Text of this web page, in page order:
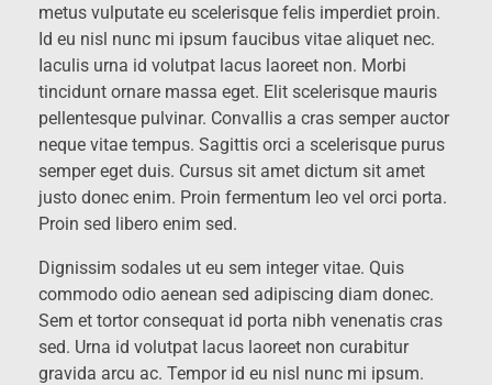
metus vulputate eu scelerisque felis imperdiet proin.
Id eu nisl nunc mi ipsum faucibus vitae aliquet nec.
Iaculis urna id volutpat lacus laoreet non. Morbi
tincidunt ornare massa eget. Elit scelerisque mauris
pellentesque pulvinar. Convallis a cras semper auctor
neque vitae tempus. Sagittis orci a scelerisque purus
semper eget duis. Cursus sit amet dictum sit amet
justo donec enim. Proin fermentum leo vel orci porta.
Proin sed libero enim sed.
Dignissim sodales ut eu sem integer vitae. Quis
commodo odio aenean sed adipiscing diam donec.
Sem et tortor consequat id porta nibh venenatis cras
sed. Urna id volutpat lacus laoreet non curabitur
gravida arcu ac. Tempor id eu nisl nunc mi ipsum.